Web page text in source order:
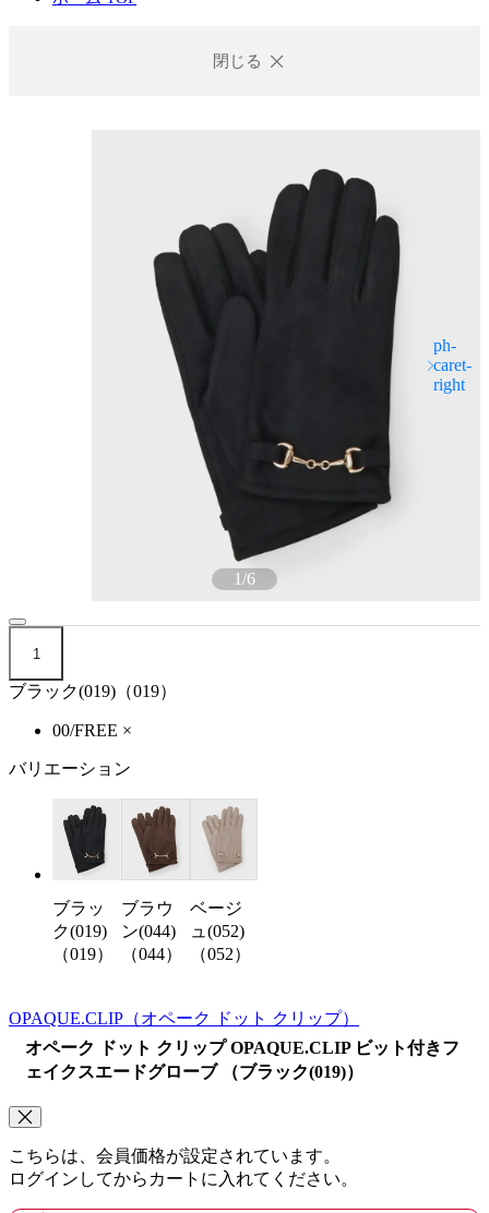
閉じる
1/6
1
ブラック(019)（019）
00/FREE ×
バリエーション
ブラッ
ク(019)
（019）
ブラウ
ン(044)
（044）
ベージ
ュ(052)
（052）
OPAQUE.CLIP （オペーク ドット クリップ）
オペーク ドット クリップ OPAQUE.CLIP ビット付きフ
ェイクスエードグローブ （ブラック(019)）
こちらは、会員価格が設定されています。
ログインしてからカートに入れてください。